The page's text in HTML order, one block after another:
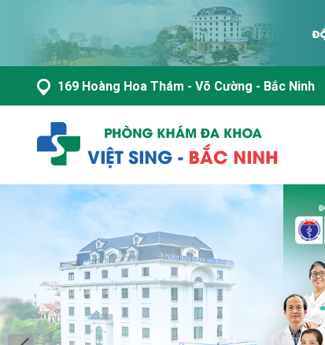
169 Hoàng Hoa Thám - Võ Cường - Bắc Ninh